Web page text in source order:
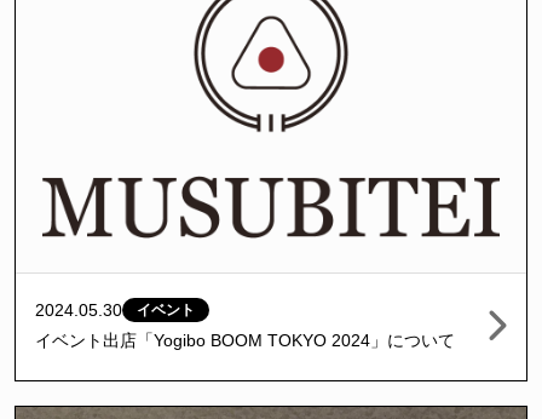
2024.05.30 イベント
イベント出店「Yogibo BOOM TOKYO 2024」について